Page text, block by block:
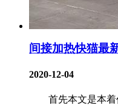
间接加热快猫最
2020-12-04
首先本文是本着